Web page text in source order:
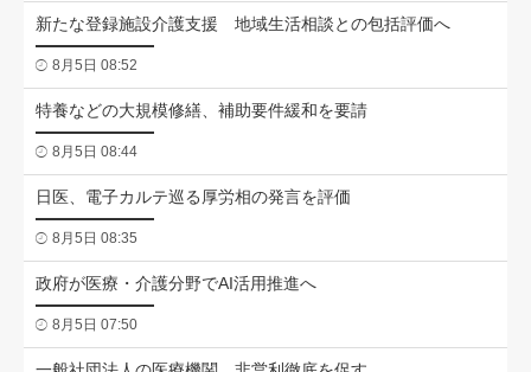
新たな登録施設介護支援 地域生活相談との包括評価へ
8月5日 08:52
特養などの大規模修繕、補助要件緩和を要請
8月5日 08:44
日医、電子カルテ巡る厚労相の発言を評価
8月5日 08:35
政府が医療・介護分野でAI活用推進へ
8月5日 07:50